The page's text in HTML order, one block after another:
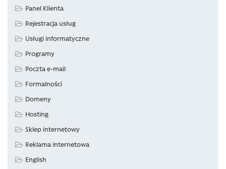
Panel Klienta
Rejestracja usług
Usługi informatyczne
Programy
Poczta e-mail
Formalności
Domeny
Hosting
Sklep internetowy
Reklama internetowa
English